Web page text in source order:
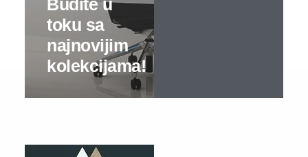
Kompleti
Bračni kreveti
Garderoberi – spavaća soba